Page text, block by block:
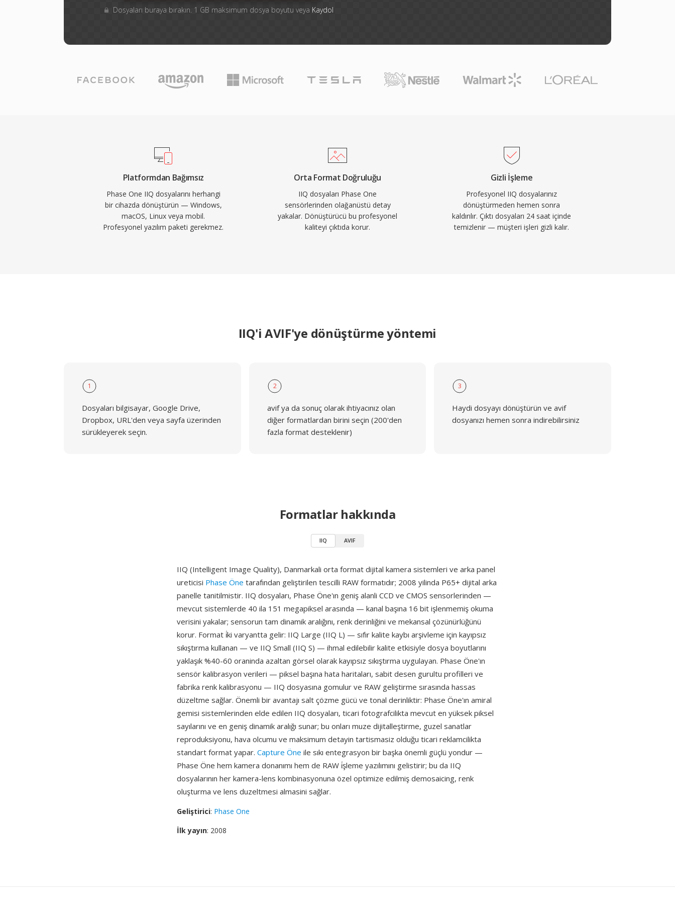
Dosyaları buraya bırakın. 1 GB maksimum dosya boyutu veya Kaydol
Platformdan Bağımsız
Phase One IIQ dosyalarını herhangi
bir cihazda dönüştürün — Windows,
macOS, Linux veya mobil.
Profesyonel yazılım paketi gerekmez.
Orta Format Doğruluğu
IIQ dosyaları Phase One
sensörlerinden olağanüstü detay
yakalar. Dönüştürücü bu profesyonel
kaliteyi çıktıda korur.
Gizli İşleme
Profesyonel IIQ dosyalarınız
dönüştürmeden hemen sonra
kaldırılır. Çıktı dosyaları 24 saat içinde
temizlenir — müşteri işleri gizli kalır.
IIQ'i AVIF'ye dönüştürme yöntemi
1
Dosyaları bilgisayar, Google Drive,
Dropbox, URL'den veya sayfa üzerinden
sürükleyerek seçin.
2
avif ya da sonuç olarak ihtiyacınız olan
diğer formatlardan birini seçin (200'den
fazla format desteklenir)
3
Haydi dosyayı dönüştürün ve avif
dosyanızı hemen sonra indirebilirsiniz
Formatlar hakkında
IIQ AVIF
IIQ (Intelligent Image Quality), Danmarkali orta format dijital kamera sistemleri ve arka panel
ureticisi Phase Öne tarafından geliştirilen tescilli RAW formatıdır; 2008 yilinda P65+ dijital arka
panelle tanitilmistir. IIQ dosyaları, Phase Öne'ın geniş alanli CCD ve CMOS sensorlerinden —
mevcut sistemlerde 40 ila 151 megapiksel arasında — kanal başına 16 bit işlenmemiş okuma
verisini yakalar; sensorun tam dinamik aralığını, renk derinliğini ve mekansal çözünürlüğünü
korur. Format i̇ki varyantta gelir: IIQ Large (IIQ L) — sıfır kalite kaybı arşivleme için kayıpsız
sıkıştırma kullanan — ve IIQ Small (IIQ S) — ihmal edilebilir kalite etkisiyle dosya boyutlarını
yaklaşık %40-60 oraninda azaltan görsel olarak kayıpsız sıkıştırma uygulayan. Phase Öne'ın
sensör kalibrasyon verileri — piksel başına hata haritaları, sabit desen gurultu profilleri ve
fabrika renk kalibrasyonu — IIQ dosyasına gomulur ve RAW geliştirme sırasında hassas
düzeltme sağlar. Önemli bir avantajı salt çözme gücü ve tonal derinliktir: Phase Öne'ın amiral
gemisi sistemlerinden elde edilen IIQ dosyaları, ticari fotografcilikta mevcut en yüksek piksel
sayılarını ve en geniş dinamik aralığı sunar; bu onları muze dijitalleştirme, guzel sanatlar
reproduksiyonu, hava olcumu ve maksimum detayin tartismasiz olduğu ticari reklamcilikta
standart format yapar. Capture Öne ile sıkı entegrasyon bir başka önemli güçlü yondur —
Phase Öne hem kamera donanımı hem de RAW i̇şleme yazılımını gelistirir; bu da IIQ
dosyalarının her kamera-lens kombinasyonuna özel optimize edilmiş demosaicing, renk
oluşturma ve lens duzeltmesi almasini sağlar.
Geliştirici: Phase One
İlk yayın: 2008